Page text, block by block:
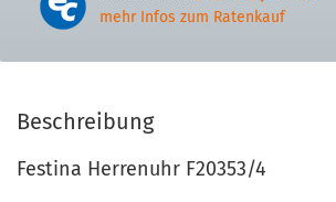
mehr Infos zum Ratenkauf
Beschreibung
Festina Herrenuhr F20353/4